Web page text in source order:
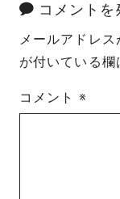
コメントを
メールアドレス
が付いている
コメント ※